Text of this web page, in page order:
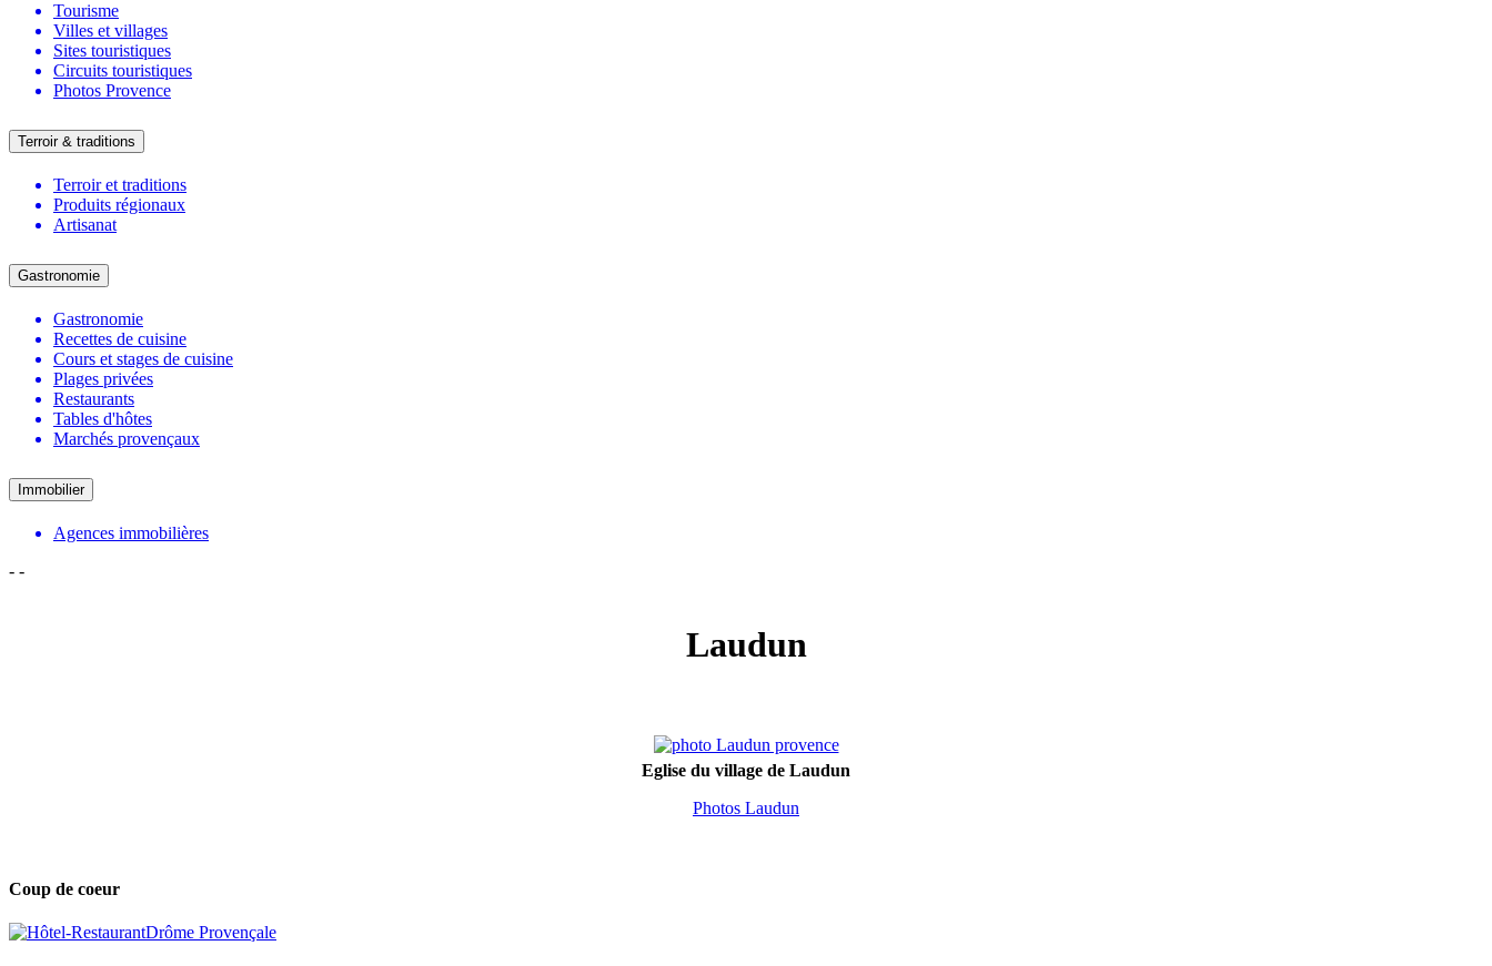
Tourisme
Villes et villages
Sites touristiques
Circuits touristiques
Photos Provence
Terroir & traditions
Terroir et traditions
Produits régionaux
Artisanat
Gastronomie
Gastronomie
Recettes de cuisine
Cours et stages de cuisine
Plages privées
Restaurants
Tables d'hôtes
Marchés provençaux
Immobilier
Agences immobilières
- -
Laudun
Eglise du village de Laudun
Photos Laudun
Coup de coeur